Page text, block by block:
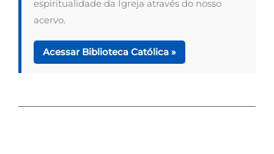
espiritualidade da Igreja através do nosso
acervo.
Acessar Biblioteca Católica »